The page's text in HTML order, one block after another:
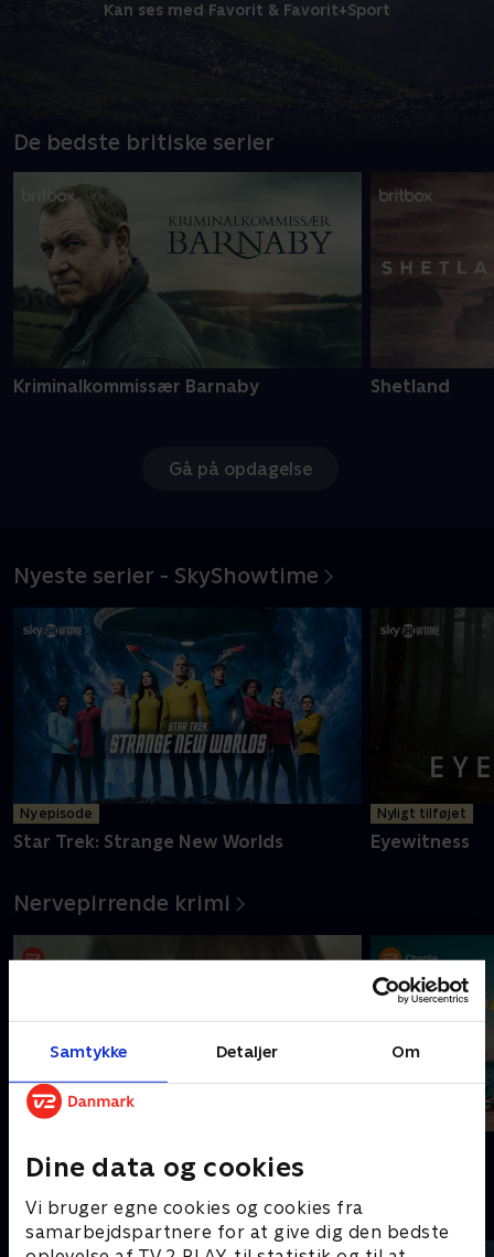
Samtykke Detaljer Om
Dine data og cookies
Vi bruger egne cookies og cookies fra
samarbejdspartnere for at give dig den bedste
Kan ses med Favorit & Favorit+Sport
De bedste britiske serier
Kriminalkommissær Barnaby Shetland
Gå på opdagelse
Nyeste serier - SkyShowtime
Ny episode
Star Trek: Strange New Worlds
Nyligt tilføjet
Eyewitness
Nervepirrende krimi
Nostalgiske gensyn